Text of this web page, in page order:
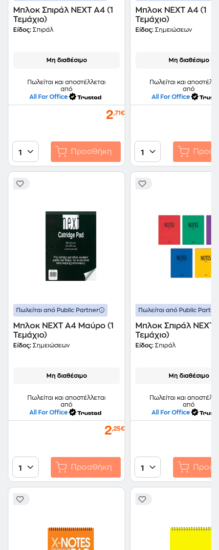
Μπλοκ Σπιράλ NEXT Α4 (1
Τεμάχιο)
Είδος: Σπιράλ
Μη διαθέσιμο
Πωλείται και αποστέλλεται
από
All For Office
2,71€
1 Προσθήκη
Μπλοκ NEXT Α4 (1
Τεμάχιο)
Είδος: Σημειώσεων
Μη διαθέσιμο
Πωλείται και
από
All For Office
1
Πωλείται από Public Partner
Μπλοκ NEXT Α4 Μαύρο (1
Τεμάχιο)
Είδος: Σημειώσεων
Μη διαθέσιμο
Πωλείται και αποστέλλεται
από
All For Office
2,25€
1 Προσθήκη
Πωλείται από Public
Μπλοκ Σπιράλ NEXT
Τεμάχιο)
Είδος: Σπιράλ
Μη διαθέσιμο
Πωλείται και
από
All For Office
1